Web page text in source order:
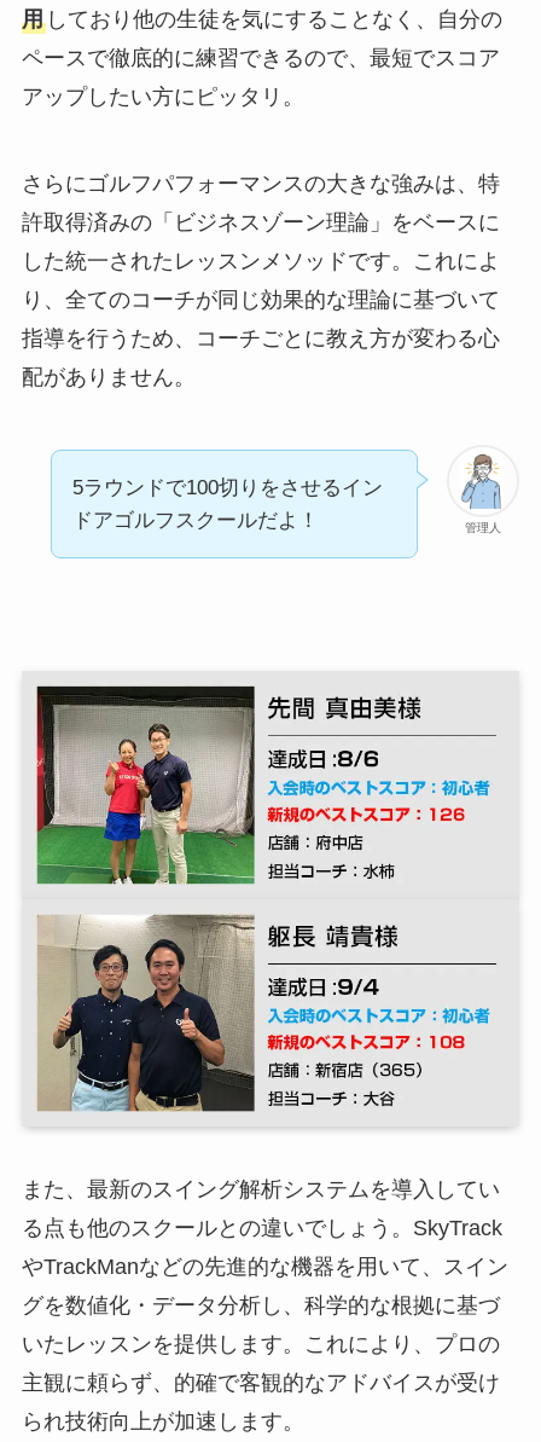
用しており他の生徒を気にすることなく、自分の
ペースで徹底的に練習できるので、最短でスコア
アップしたい方にピッタリ。
さらにゴルフパフォーマンスの大きな強みは、特
許取得済みの「ビジネスゾーン理論」をベースに
した統一されたレッスンメソッドです。これによ
り、全てのコーチが同じ効果的な理論に基づいて
指導を行うため、コーチごとに教え方が変わる心
配がありません。
管理人
5ラウンドで100切りをさせるイン
ドアゴルフスクールだよ！
また、最新のスイング解析システムを導入してい
る点も他のスクールとの違いでしょう。SkyTrack
やTrackManなどの先進的な機器を用いて、スイン
グを数値化・データ分析し、科学的な根拠に基づ
いたレッスンを提供します。これにより、プロの
主観に頼らず、的確で客観的なアドバイスが受け
られ技術向上が加速します。